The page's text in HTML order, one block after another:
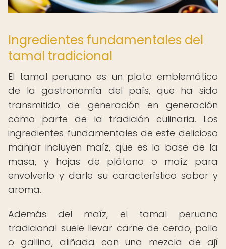
Ingredientes fundamentales del
tamal tradicional
El tamal peruano es un plato emblemático
de la gastronomía del país, que ha sido
transmitido de generación en generación
como parte de la tradición culinaria. Los
ingredientes fundamentales de este delicioso
manjar incluyen maíz, que es la base de la
masa, y hojas de plátano o maíz para
envolverlo y darle su característico sabor y
aroma.
Además del maíz, el tamal peruano
tradicional suele llevar carne de cerdo, pollo
o gallina, aliñada con una mezcla de ají